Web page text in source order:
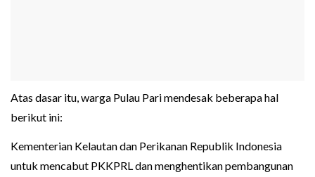
Atas dasar itu, warga Pulau Pari mendesak beberapa hal
berikut ini:
Kementerian Kelautan dan Perikanan Republik Indonesia
untuk mencabut PKKPRL dan menghentikan pembangunan